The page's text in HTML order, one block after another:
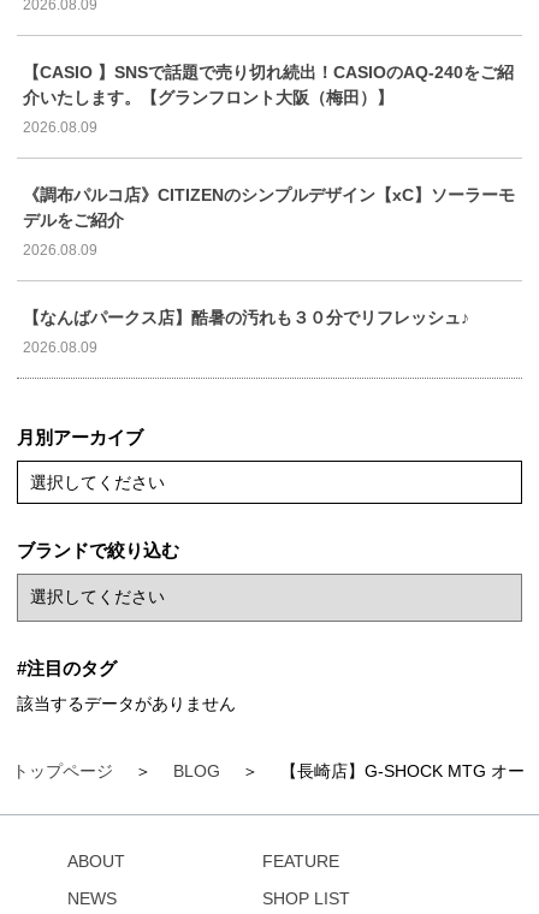
トップページ BLOG 【長崎店】G-SHOCK MTG オー
2026.08.09
【CASIO 】SNSで話題で売り切れ続出！CASIOのAQ-240をご紹
介いたします。【グランフロント大阪（梅田）】
2026.08.09
《調布パルコ店》CITIZENのシンプルデザイン【xC】ソーラーモ
デルをご紹介
2026.08.09
【なんばパークス店】酷暑の汚れも３０分でリフレッシュ♪
2026.08.09
月別アーカイブ
選択してください
ブランドで絞り込む
#注目のタグ
該当するデータがありません
ABOUT
NEWS
FEATURE
SHOP LIST